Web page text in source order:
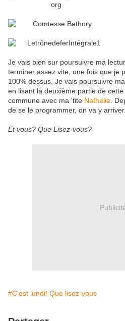
Je vais bien sur poursuivre ma
terminer assez vite, une fois que je
100% dessus. Je vais poursuivre
en lisant la deuxième partie de
commune avec ma 'tite Nathalie .
de se le programmer, on va y
Et vous? Que Lisez-vous?
#C'est lundi! Que lisez-vous